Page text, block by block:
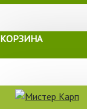
КОРЗИНА